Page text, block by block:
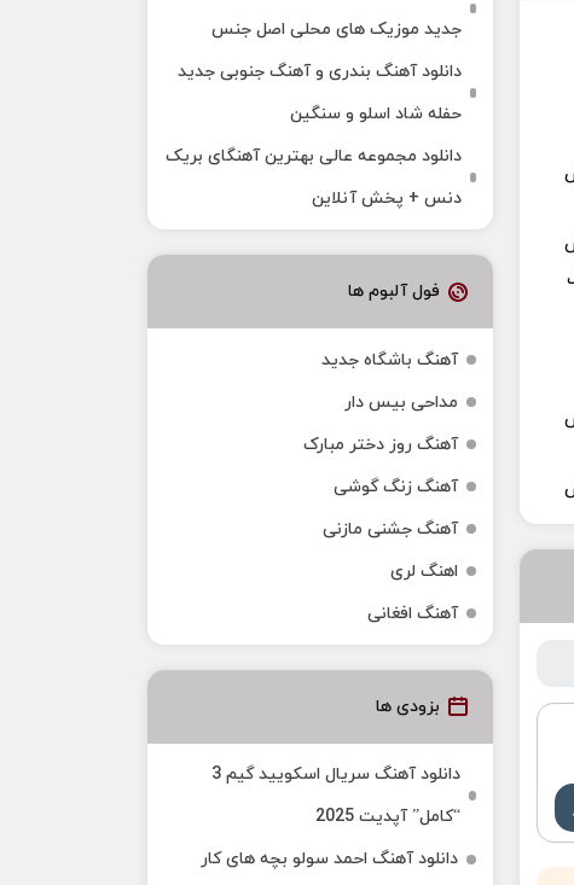
جدید موزیک های محلی اصل جنس
دانلود آهنگ بندری و آهنگ جنوبی جدید
حفله شاد اسلو و سنگین
دانلود مجموعه عالی بهترین آهنگای بریک
دنس + پخش آنلاین
فول آلبوم ها
آهنگ باشگاه جدید
مداحی بیس دار
آهنگ روز دختر مبارک
آهنگ زنگ گوشی
آهنگ جشنی مازنی
اهنگ لری
آهنگ افغانی
بزودی ها
دانلود آهنگ سریال اسکویید گیم 3
“کامل” آپدیت 2025
دانلود آهنگ احمد سولو بچه های کار